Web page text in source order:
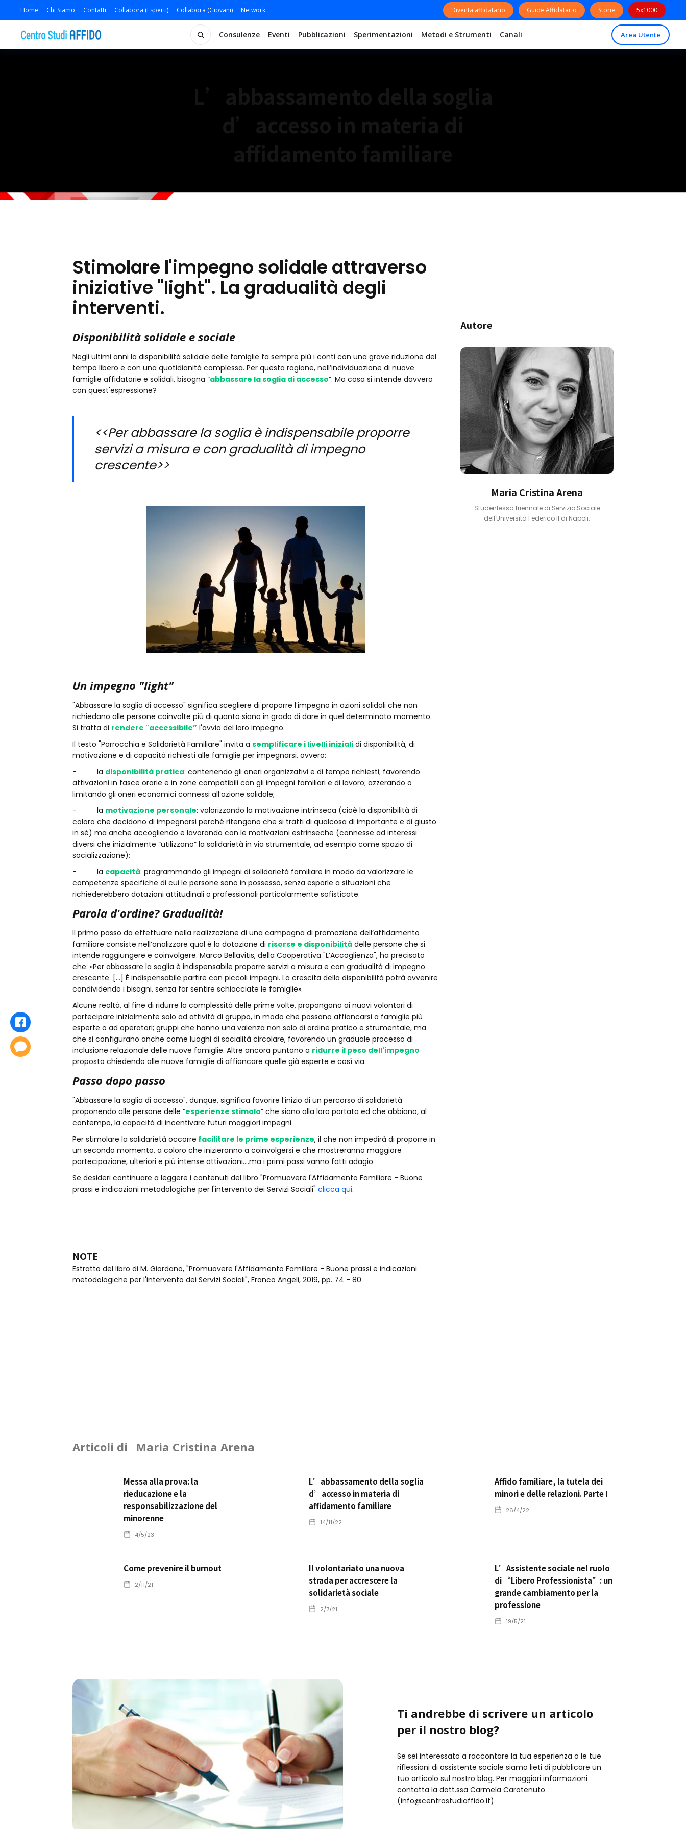
Home Chi Siamo Contatti Collabora (Esperti) Collabora (Giovani) Network Diventa affidatario Guide Affidatario Storie 5x1000
Consulenze Eventi Pubblicazioni Sperimentazioni Metodi e Strumenti Canali Area Utente
Stimolare l'impegno solidale attraverso
iniziative "light". La gradualità degli
interventi.
Disponibilità solidale e sociale
Negli ultimi anni la disponibilità solidale delle famiglie fa sempre più i conti con una grave riduzione del
tempo libero e con una quotidianità complessa. Per questa ragione, nell’individuazione di nuove
famiglie affidatarie e solidali, bisogna “abbassare la soglia di accesso”. Ma cosa si intende davvero
con quest'espressione?
<<Per abbassare la soglia è indispensabile proporre
servizi a misura e con gradualità di impegno
crescente>>
Un impegno "light"
"Abbassare la soglia di accesso" significa scegliere di proporre l’impegno in azioni solidali che non
richiedano alle persone coinvolte più di quanto siano in grado di dare in quel determinato momento.
Si tratta di rendere "accessibile” l'avvio del loro impegno.
Il testo "Parrocchia e Solidarietà Familiare" invita a semplificare i livelli iniziali di disponibilità, di
motivazione e di capacità richiesti alle famiglie per impegnarsi, ovvero:
- la disponibilità pratica: contenendo gli oneri organizzativi e di tempo richiesti; favorendo
attivazioni in fasce orarie e in zone compatibili con gli impegni familiari e di lavoro; azzerando o
limitando gli oneri economici connessi all’azione solidale;
- la motivazione personale: valorizzando la motivazione intrinseca (cioè la disponibilità di
coloro che decidono di impegnarsi perché ritengono che si tratti di qualcosa di importante e di giusto
in sé) ma anche accogliendo e lavorando con le motivazioni estrinseche (connesse ad interessi
diversi che inizialmente “utilizzano” la solidarietà in via strumentale, ad esempio come spazio di
socializzazione);
- la capacità: programmando gli impegni di solidarietà familiare in modo da valorizzare le
competenze specifiche di cui le persone sono in possesso, senza esporle a situazioni che
richiederebbero dotazioni attitudinali o professionali particolarmente sofisticate.
Parola d'ordine? Gradualità!
Il primo passo da effettuare nella realizzazione di una campagna di promozione dell’affidamento
familiare consiste nell’analizzare qual è la dotazione di risorse e disponibilità delle persone che si
intende raggiungere e coinvolgere. Marco Bellavitis, della Cooperativa "L’Accoglienza", ha precisato
che: «Per abbassare la soglia è indispensabile proporre servizi a misura e con gradualità di impegno
crescente. [...] È indispensabile partire con piccoli impegni. La crescita della disponibilità potrà avvenire
condividendo i bisogni, senza far sentire schiacciate le famiglie».
Alcune realtà, al fine di ridurre la complessità delle prime volte, propongono ai nuovi volontari di
partecipare inizialmente solo ad attività di gruppo, in modo che possano affiancarsi a famiglie più
esperte o ad operatori; gruppi che hanno una valenza non solo di ordine pratico e strumentale, ma
che si configurano anche come luoghi di socialità circolare, favorendo un graduale processo di
inclusione relazionale delle nuove famiglie. Altre ancora puntano a ridurre il peso dell'impegno
proposto chiedendo alle nuove famiglie di affiancare quelle già esperte e così via.
Passo dopo passo
"Abbassare la soglia di accesso", dunque, significa favorire l’inizio di un percorso di solidarietà
proponendo alle persone delle “esperienze stimolo” che siano alla loro portata ed che abbiano, al
contempo, la capacità di incentivare futuri maggiori impegni.
Per stimolare la solidarietà occorre facilitare le prime esperienze, il che non impedirà di proporre in
un secondo momento, a coloro che inizieranno a coinvolgersi e che mostreranno maggiore
partecipazione, ulteriori e più intense attivazioni....ma i primi passi vanno fatti adagio.
Se desideri continuare a leggere i contenuti del libro "Promuovere l'Affidamento Familiare - Buone
prassi e indicazioni metodologiche per l'intervento dei Servizi Sociali" clicca qui.
‍NOTE
Estratto del libro di M. Giordano, "Promuovere l'Affidamento Familiare - Buone prassi e indicazioni
metodologiche per l'intervento dei Servizi Sociali", Franco Angeli, 2019, pp. 74 - 80.
Autore
Maria Cristina Arena
Studentessa triennale di Servizio Sociale
dell'Università Federico II di Napoli.
Articoli di Maria Cristina Arena
Messa alla prova: la
rieducazione e la
responsabilizzazione del
minorenne
4/5/23
L’abbassamento della soglia
d’accesso in materia di
affidamento familiare
14/11/22
Affido familiare, la tutela dei
minori e delle relazioni. Parte I
26/4/22
Come prevenire il burnout
2/11/21
Il volontariato una nuova
strada per accrescere la
solidarietà sociale
2/7/21
L’Assistente sociale nel ruolo
di “Libero Professionista”: un
grande cambiamento per la
professione
19/5/21
Ti andrebbe di scrivere un articolo
per il nostro blog?
Se sei interessato a raccontare la tua esperienza o le tue
riflessioni di assistente sociale siamo lieti di pubblicare un
tuo articolo sul nostro blog. Per maggiori informazioni
contatta la dott.ssa Carmela Carotenuto
(info@centrostudiaffido.it)